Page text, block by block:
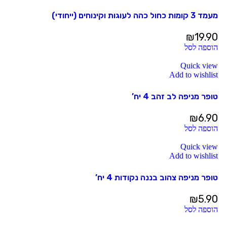
מעמד 3 קומות כחול כהה לעוגות וקינוחים (ייחודי)
₪19.90
הוספה לסל
Quick view
Add to wishlist
טופר מניפה לב זהב 4 יח’
₪6.90
הוספה לסל
Quick view
Add to wishlist
טופר מניפה צהוב בננה נקודות 4 יח’
₪5.90
הוספה לסל